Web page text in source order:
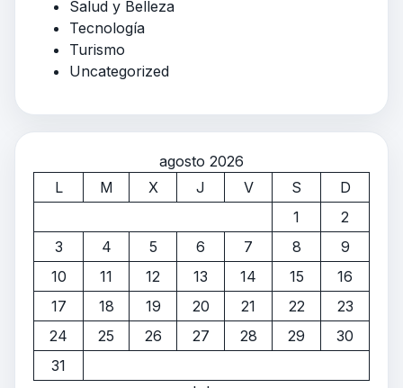
Salud y Belleza
Tecnología
Turismo
Uncategorized
agosto 2026
L
M X J V S
D
1
2
3
4 5 6 7 8
9
10
11 12 13 14 15
16
17
18 19 20 21 22
23
24
25 26 27 28 29
30
31